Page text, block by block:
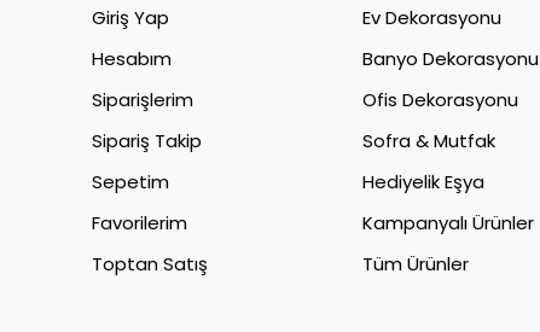
Giriş Yap
Hesabım
Siparişlerim
Sipariş Takip
Sepetim
Favorilerim
Toptan Satış
Ev Dekorasyonu
Banyo Dekorasyonu
Ofis Dekorasyonu
Sofra & Mutfak
Hediyelik Eşya
Kampanyalı Ürünler
Tüm Ürünler